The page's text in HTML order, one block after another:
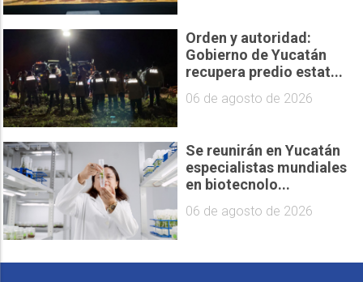
Orden y autoridad:
Gobierno de Yucatán
recupera predio estat...
06 de agosto de 2026
Se reunirán en Yucatán
especialistas mundiales
en biotecnolo...
06 de agosto de 2026